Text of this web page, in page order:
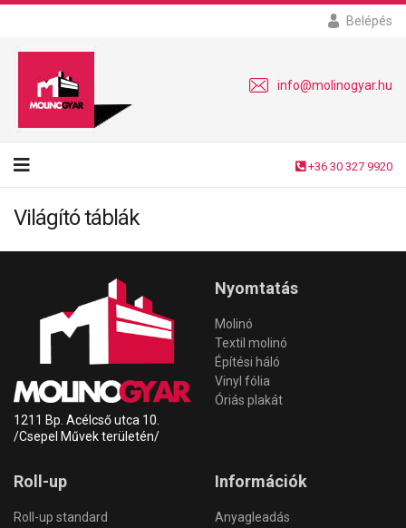
Belépés
info@molinogyar.hu
+36 30 327 9920
Világító táblák
1211 Bp. Acélcső utca 10.
/Csepel Művek területén/
Nyomtatás
Molinó
Textil molinó
Építési háló
Vinyl fólia
Óriás plakát
Roll-up
Roll-up standard
Információk
Anyagleadás